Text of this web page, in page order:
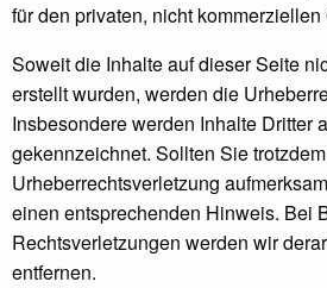
für den privaten, nicht
Soweit die Inhalte auf dieser Seite
erstellt wurden, werden die
Insbesondere werden Inhalte Dritter
gekennzeichnet. Sollten Sie
Urheberrechtsverletzung
einen entsprechenden Hinweis. Bei
Rechtsverletzungen werden wir
entfernen.